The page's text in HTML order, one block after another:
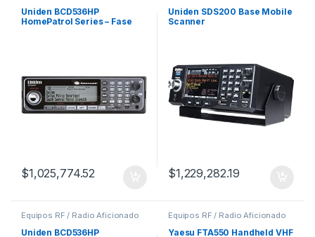
Uniden BCD536HP
HomePatrol Series – Fase
$1,025,774.52
Uniden SDS200 Base Mobile
Scanner
$1,229,282.19
Equipos RF / Radio Aficionado
Uniden BCD536HP
Equipos RF / Radio Aficionado
Yaesu FTA550 Handheld VHF